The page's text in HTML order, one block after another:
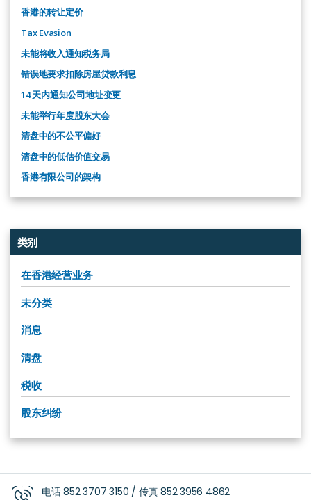
香港的转让定价
Tax Evasion
未能将收入通知税务局
错误地要求扣除房屋贷款利息
14 天内通知公司地址变更
未能举行年度股东大会
清盘中的不公平偏好
清盘中的低估价值交易
香港有限公司的架构
类别
在香港经营业务
未分类
消息
清盘
税收
股东纠纷
电话852 3707 3150 / 传真852 3956 4862